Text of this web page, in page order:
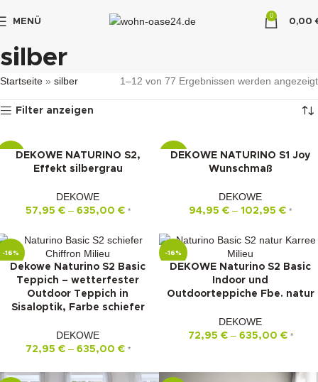
MENÜ
0
0,00
silber
Startseite » silber 1–12 von 77 Ergebnissen werden angezeigt
Filter anzeigen
-16%DEKOWE NATURINO S2,
Effekt silbergrau
DEKOWE
57,95 €– 635,00 € *
-22%
DEKOWE NATURINO S1 Joy
Wunschmaß
DEKOWE
94,95 € – 102,95 € *
-16%
Dekowe Naturino S2 Basic
Teppich – wetterfester
Outdoor Teppich in
Sisaloptik, Farbe schiefer
DEKOWE
72,95 €– 635,00 € *
-16%
DEKOWE Naturino S2 Basic
Indoor und
Outdoorteppiche Fbe. natur
DEKOWE
72,95 €– 635,00 € *